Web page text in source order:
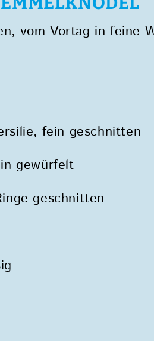
vom Vortag in feine
fein geschnitten
gewürfelt
geschnitten